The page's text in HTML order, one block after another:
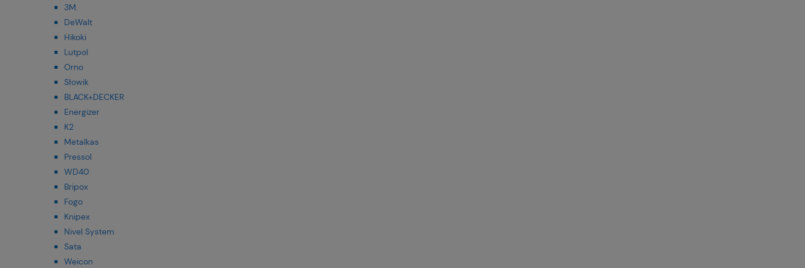
3M.
DeWalt
Hikoki
Lutpol
Orno
Słowik
BLACK+DECKER
Energizer
K2
Metalkas
Pressol
WD40
Bripox
Fogo
Knipex
Nivel System
Sata
Weicon